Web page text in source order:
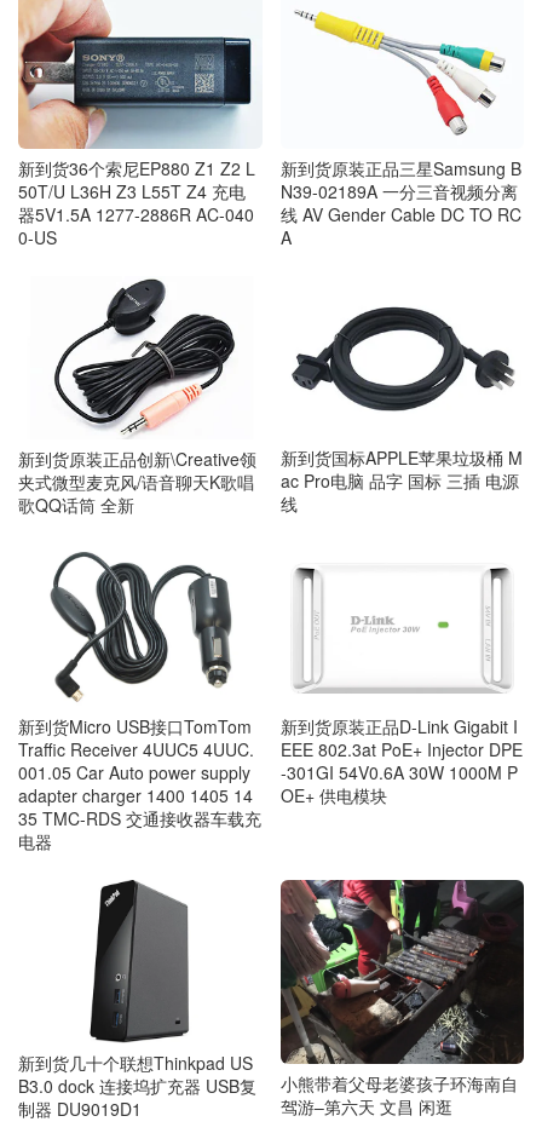
新到货36个索尼EP880 Z1 Z2 L
50T/U L36H Z3 L55T Z4 充电
器5V1.5A 1277-2886R AC-040
0-US
新到货原装正品三星Samsung B
N39-02189A 一分三音视频分离
线 AV Gender Cable DC TO RC
A
新到货原装正品创新\Creative领
夹式微型麦克风/语音聊天K歌唱
歌QQ话筒 全新
新到货国标APPLE苹果垃圾桶 M
ac Pro电脑 品字 国标 三插 电源
线
新到货Micro USB接口TomTom
Traffic Receiver 4UUC5 4UUC.
001.05 Car Auto power supply
adapter charger 1400 1405 14
35 TMC-RDS 交通接收器车载充
电器
新到货原装正品D-Link Gigabit I
EEE 802.3at PoE+ Injector DPE
-301GI 54V0.6A 30W 1000M P
OE+ 供电模块
新到货几十个联想Thinkpad US
B3.0 dock 连接坞扩充器 USB复
制器 DU9019D1
小熊带着父母老婆孩子环海南自
驾游–第六天 文昌 闲逛